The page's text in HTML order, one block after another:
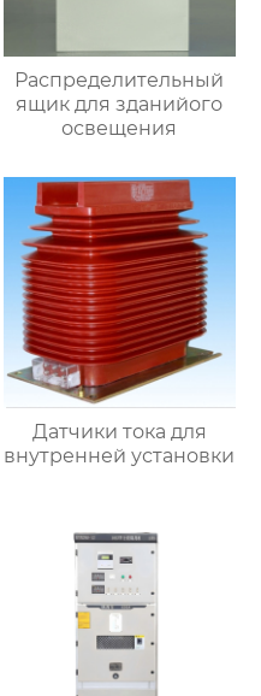
Распределительный
ящик для зданийого
освещения
Датчики тока для
внутренней установки